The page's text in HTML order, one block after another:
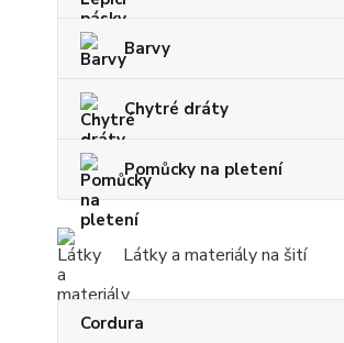
Barvy
Chytré dráty
Pomůcky na pletení
Látky a materiály na šití
Cordura